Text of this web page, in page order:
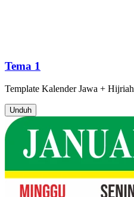
Tema 1
Template Kalender Jawa + Hijriah
Unduh